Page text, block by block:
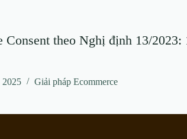
theo Nghị định 13/
2025 Giải pháp Ecommerce